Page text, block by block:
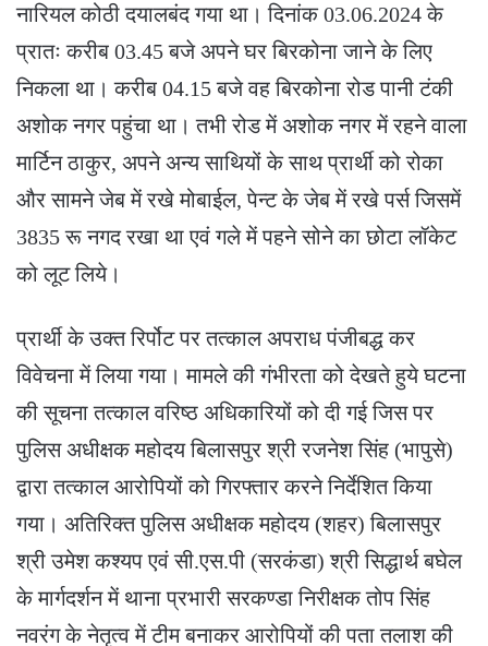
नारियल कोठी दयालबंद गया था। दिनांक 03.06.2024 के
प्रातः करीब 03.45 बजे अपने घर बिरकोना जाने के लिए
निकला था। करीब 04.15 बजे वह बिरकोना रोड पानी टंकी
अशोक नगर पहुंचा था। तभी रोड में अशोक नगर में रहने वाला
मार्टिन ठाकुर, अपने अन्य साथियों के साथ प्रार्थी को रोका
और सामने जेब में रखे मोबाईल, पेन्ट के जेब में रखे पर्स जिसमें
3835 रू नगद रखा था एवं गले में पहने सोने का छोटा लॉकेट
को लूट लिये।
प्रार्थी के उक्त रिर्पोट पर तत्काल अपराध पंजीबद्ध कर
विवेचना में लिया गया। मामले की गंभीरता को देखते हुये घटना
की सूचना तत्काल वरिष्ठ अधिकारियों को दी गई जिस पर
पुलिस अधीक्षक महोदय बिलासपुर श्री रजनेश सिंह (भापुसे)
द्वारा तत्काल आरोपियों को गिरफ्तार करने निर्देशित किया
गया। अतिरिक्त पुलिस अधीक्षक महोदय (शहर) बिलासपुर
श्री उमेश कश्यप एवं सी.एस.पी (सरकंडा) श्री सिद्धार्थ बघेल
के मार्गदर्शन में थाना प्रभारी सरकण्डा निरीक्षक तोप सिंह
नवरंग के नेतृत्व में टीम बनाकर आरोपियों की पता तलाश की